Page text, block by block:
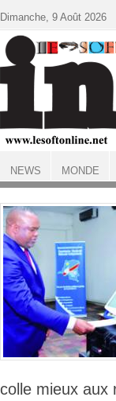
ACCUEIL
colle mieux aux
Dimanche, 9 Août 2026
NEWS MONDE